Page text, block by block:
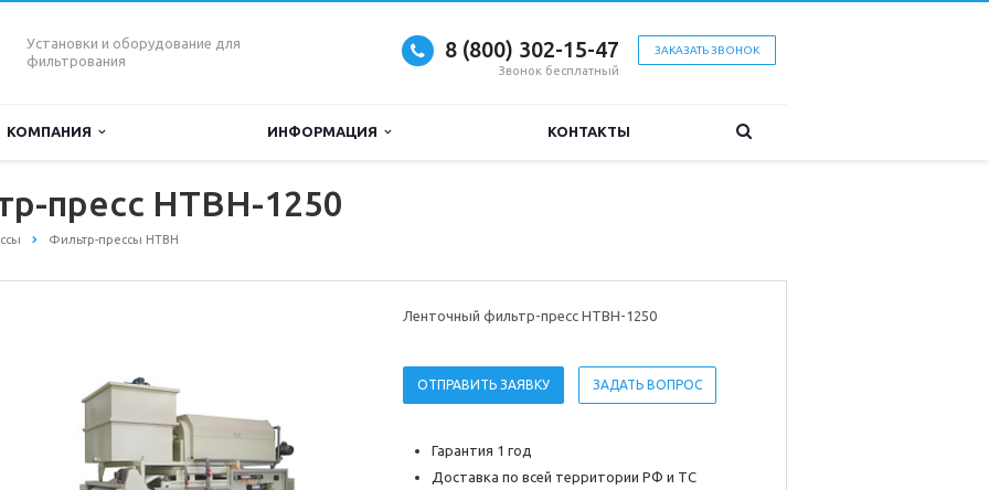
Установки и оборудование для
фильтрования
ЗАКАЗАТЬ ЗВОНОК
8 (800) 302-15-47
Звонок бесплатный
КОМПАНИЯ ИНФОРМАЦИЯ КОНТАКТЫ
пресс HTBH-1250
Фильтр-прессы HTBH
Ленточный фильтр-пресс HTBH-1250
ОТПРАВИТЬ ЗАЯВКУ ЗАДАТЬ ВОПРОС
Гарантия 1 год
Доставка по всей территории РФ и ТС